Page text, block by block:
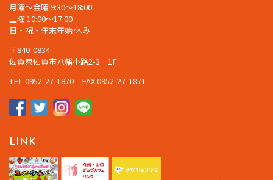
月曜～金曜 9:30～18:00
土曜 10:00～17:00
日・祝・年末年始 休み
〒840-0834
佐賀県佐賀市八幡小路2-3 1F
TEL 0952-27-1870 FAX 0952-27-1871
LINK